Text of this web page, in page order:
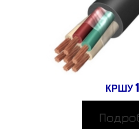
КРШУ